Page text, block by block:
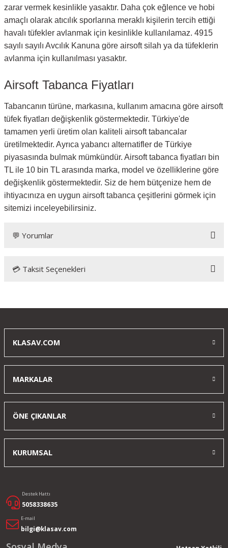
zarar vermek kesinlikle yasaktır. Daha çok eğlence ve hobi
amaçlı olarak atıcılık sporlarına meraklı kişilerin tercih ettiği
havalı tüfekler avlanmak için kesinlikle kullanılamaz. 4915
sayılı sayılı Avcılık Kanuna göre airsoft silah ya da tüfeklerin
avlanma için kullanılması yasaktır.
Airsoft Tabanca Fiyatları
Tabancanın türüne, markasına, kullanım amacına göre airsoft
tüfek fiyatları değişkenlik göstermektedir. Türkiye'de
tamamen yerli üretim olan kaliteli airsoft tabancalar
üretilmektedir. Ayrıca yabancı alternatifler de Türkiye
piyasasında bulmak mümkündür. Airsoft tabanca fiyatları bin
TL ile 10 bin TL arasında marka, model ve özelliklerine göre
değişkenlik göstermektedir. Siz de hem bütçenize hem de
ihtiyacınıza en uygun airsoft tabanca çeşitlerini görmek için
sitemizi inceleyebilirsiniz.
💬 Yorumlar
Bu ürüne ilk yorumu siz yapın!
💳 Taksit Seçenekleri
KLASAV.COM
MARKALAR
ÖNE ÇIKANLAR
KURUMSAL
Destek Hattı
5058338635
E-mail
bilgi@klasav.com